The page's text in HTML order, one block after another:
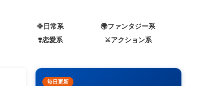
🌞日常系
🌍️ファンタジー系
❣️恋愛系
⚔️アクション系
毎日更新